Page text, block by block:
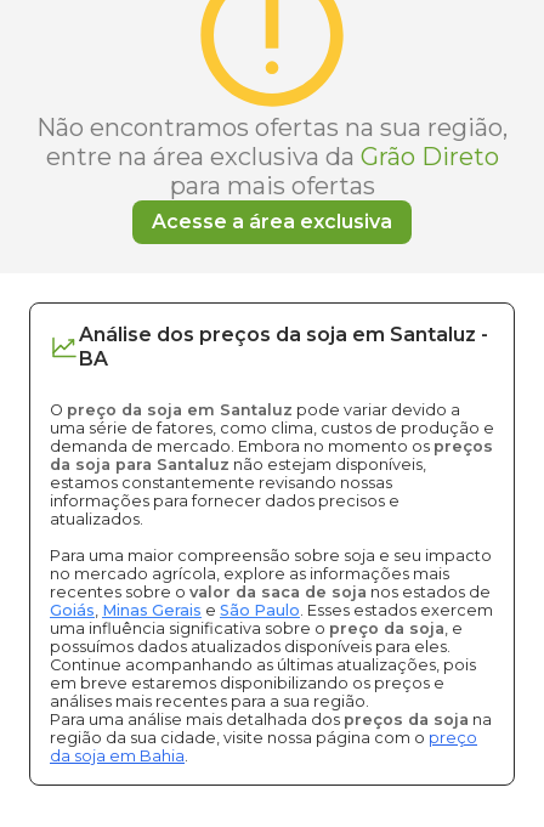
Não encontramos ofertas na sua região,
entre na área exclusiva da Grão Direto
para mais ofertas
Acesse a área exclusiva
Análise dos preços da soja em Santaluz -
BA
O preço da soja em Santaluz pode variar devido a
uma série de fatores, como clima, custos de produção e
demanda de mercado. Embora no momento os preços
da soja para Santaluz não estejam disponíveis,
estamos constantemente revisando nossas
informações para fornecer dados precisos e
atualizados.
Para uma maior compreensão sobre soja e seu impacto
no mercado agrícola, explore as informações mais
recentes sobre o valor da saca de soja nos estados de
Goiás, Minas Gerais e São Paulo. Esses estados exercem
uma influência significativa sobre o preço da soja, e
possuímos dados atualizados disponíveis para eles.
Continue acompanhando as últimas atualizações, pois
em breve estaremos disponibilizando os preços e
análises mais recentes para a sua região.
Para uma análise mais detalhada dos preços da soja na
região da sua cidade, visite nossa página com o preço
da soja em Bahia.